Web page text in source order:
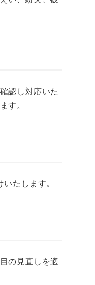
認し対応いた
す。
たします。
の見直しを適